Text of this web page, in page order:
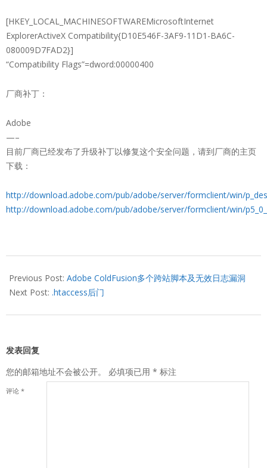
[HKEY_LOCAL_MACHINESOFTWAREMicrosoftInternet
ExplorerActiveX Compatibility{D10E546F-3AF9-11D1-BA6C-
080009D7FAD2}]
“Compatibility Flags”=dword:00000400
厂商补丁：
Adobe
—–
目前厂商已经发布了升级补丁以修复这个安全问题，请到厂商的主页
下载：
http://download.adobe.com/pub/adobe/server/formclient/win/
http://download.adobe.com/pub/adobe/server/formclient/win/
03-
15
Previous Post: Adobe ColdFusion多个跨站脚本及无效日志漏洞
Next Post: .htaccess后门
发表回复
您的邮箱地址不会被公开。
必填项已用 * 标注
评论 *